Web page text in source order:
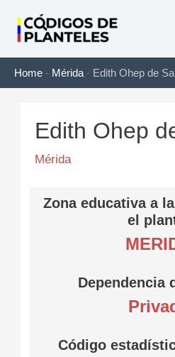
contenido
Home - Mérida - Edith Ohep de
Edith Ohep
Mérida
Zona educativa a
el
Dependencia
Código